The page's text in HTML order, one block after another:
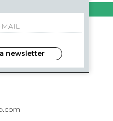
newsletter